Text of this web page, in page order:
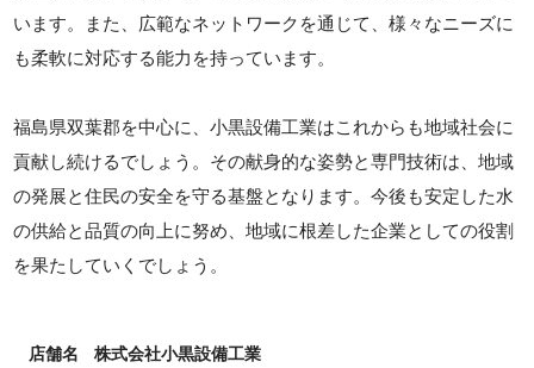
います。また、広範なネットワークを通じて、様々なニーズに
も柔軟に対応する能力を持っています。
福島県双葉郡を中心に、小黒設備工業はこれからも地域社会に
貢献し続けるでしょう。その献身的な姿勢と専門技術は、地域
の発展と住民の安全を守る基盤となります。今後も安定した水
の供給と品質の向上に努め、地域に根差した企業としての役割
を果たしていくでしょう。
店舗名 株式会社小黒設備工業